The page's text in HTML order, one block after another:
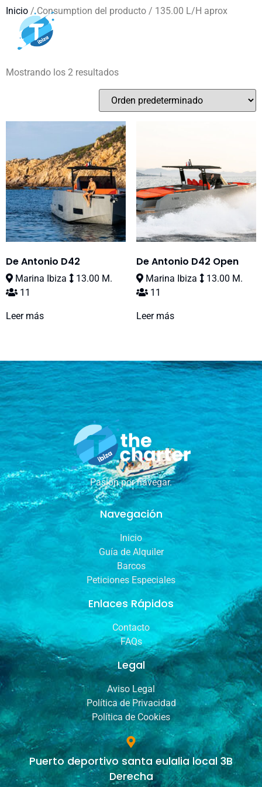
Inicio / Consumption del producto / 135.00 L/H aprox
135.00 L/H aprox
Mostrando los 2 resultados
De Antonio D42
Marina Ibiza
13.00 M.
11
Leer más
De Antonio D42 Open
Marina Ibiza
13.00 M.
11
Leer más
Pasión por navegar.
Navegación
Inicio
Guía de Alquiler
Barcos
Peticiones Especiales
Enlaces Rápidos
Contacto
FAQs
Legal
Aviso Legal
Política de Privacidad
Política de Cookies
Puerto deportivo santa eulalia local 3B
Derecha